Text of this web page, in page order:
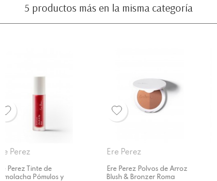
5 productos más en la misma categoría
Ere Perez
Ere Perez Polvos de Arroz
Blush & Bronzer Roma
Ere Perez
Ere Perez Bálsamo Labial y
Colorete Carrot Colour Pot